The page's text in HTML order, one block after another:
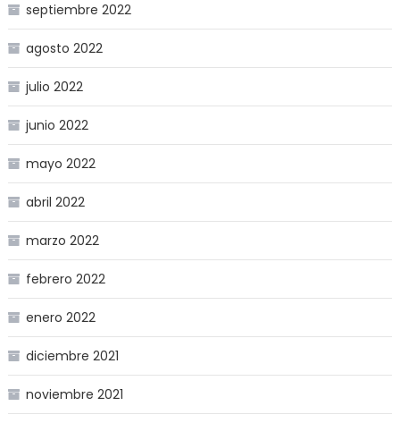
septiembre 2022
agosto 2022
julio 2022
junio 2022
mayo 2022
abril 2022
marzo 2022
febrero 2022
enero 2022
diciembre 2021
noviembre 2021